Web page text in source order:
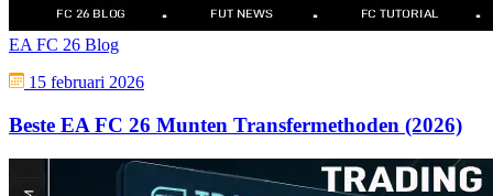
EA FC 26 Blog
15 februari 2026
Beste EA FC 26 Munten Transfermethoden (2026)